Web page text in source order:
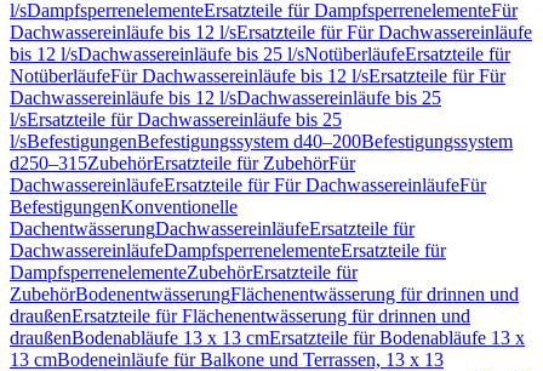
l/sDampfsperrenelementeErsatzteile für DampfsperrenelementeFür
Dachwassereinläufe bis 12 l/sErsatzteile für Für Dachwassereinläufe
bis 12 l/sDachwassereinläufe bis 25 l/sNotüberläufeErsatzteile für
NotüberläufeFür Dachwassereinläufe bis 12 l/sErsatzteile für Für
Dachwassereinläufe bis 12 l/sDachwassereinläufe bis 25
l/sErsatzteile für Dachwassereinläufe bis 25
l/sBefestigungenBefestigungssystem d40–200Befestigungssystem
d250–315ZubehörErsatzteile für ZubehörFür
DachwassereinläufeErsatzteile für Für DachwassereinläufeFür
BefestigungenKonventionelle
DachentwässerungDachwassereinläufeErsatzteile für
DachwassereinläufeDampfsperrenelementeErsatzteile für
DampfsperrenelementeZubehörErsatzteile für
ZubehörBodenentwässerungFlächenentwässerung für drinnen und
draußenErsatzteile für Flächenentwässerung für drinnen und
draußenBodenabläufe 13 x 13 cmErsatzteile für Bodenabläufe 13 x
13 cmBodeneinläufe für Balkone und Terrassen, 13 x 13